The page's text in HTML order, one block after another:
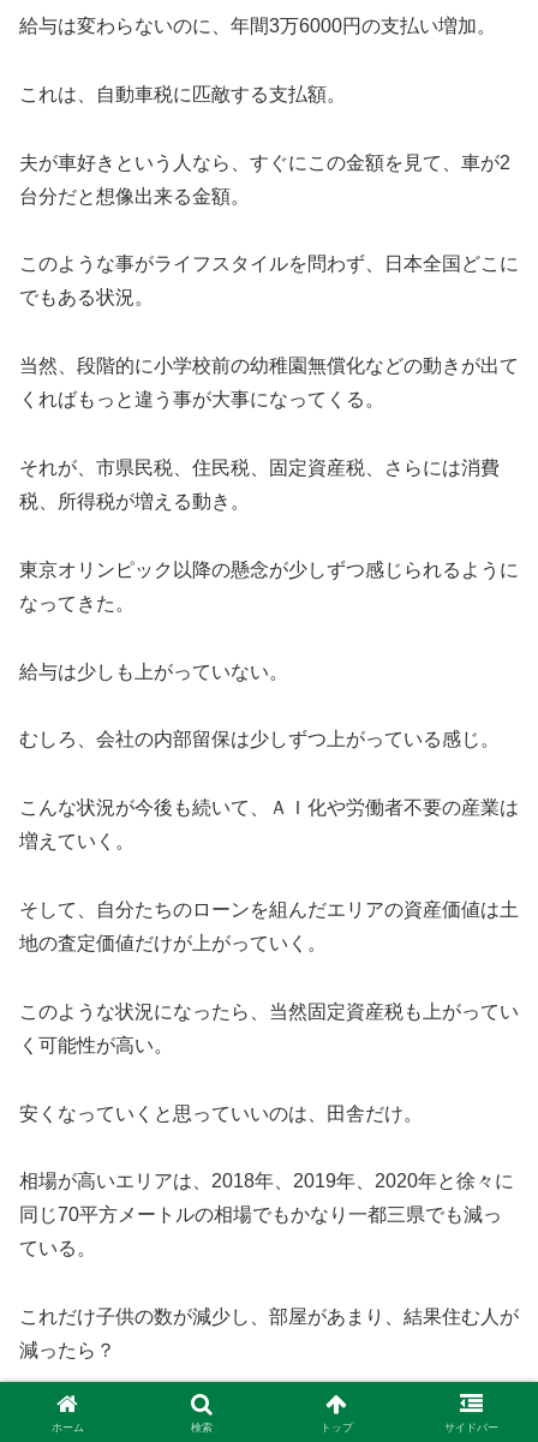
給与は変わらないのに、年間3万6000円の支払い増加。
これは、自動車税に匹敵する支払額。
夫が車好きという人なら、すぐにこの金額を見て、車が2
台分だと想像出来る金額。
このような事がライフスタイルを問わず、日本全国どこに
でもある状況。
当然、段階的に小学校前の幼稚園無償化などの動きが出て
くればもっと違う事が大事になってくる。
それが、市県民税、住民税、固定資産税、さらには消費
税、所得税が増える動き。
東京オリンピック以降の懸念が少しずつ感じられるように
なってきた。
給与は少しも上がっていない。
むしろ、会社の内部留保は少しずつ上がっている感じ。
こんな状況が今後も続いて、ＡＩ化や労働者不要の産業は
増えていく。
そして、自分たちのローンを組んだエリアの資産価値は土
地の査定価値だけが上がっていく。
このような状況になったら、当然固定資産税も上がってい
く可能性が高い。
安くなっていくと思っていいのは、田舎だけ。
相場が高いエリアは、2018年、2019年、2020年と徐々に
同じ70平方メートルの相場でもかなり一都三県でも減っ
ている。
これだけ子供の数が減少し、部屋があまり、結果住む人が
減ったら？
税金確保は誰が払う？
ホーム 検索 トップ サイドバー